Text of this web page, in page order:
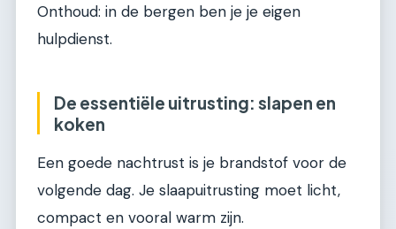
Onthoud: in de bergen ben je je eigen
hulpdienst.
De essentiële uitrusting: slapen en
koken
Een goede nachtrust is je brandstof voor de
volgende dag. Je slaapuitrusting moet licht,
compact en vooral warm zijn.